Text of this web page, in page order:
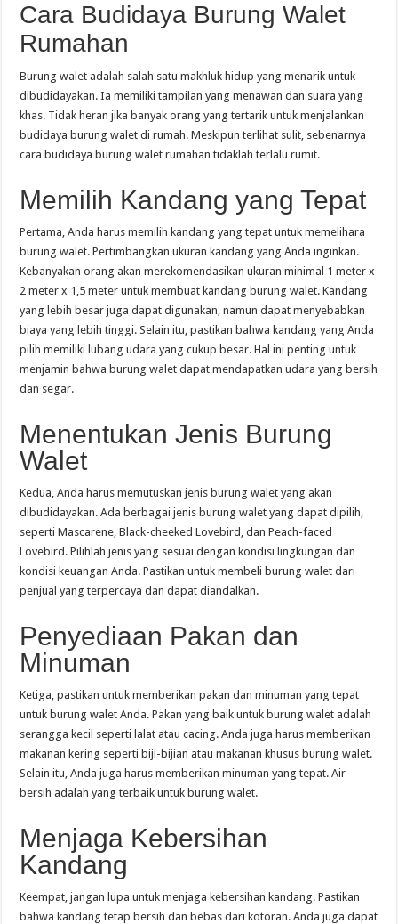
Cara Budidaya Burung Walet
Rumahan
Burung walet adalah salah satu makhluk hidup yang menarik untuk
dibudidayakan. Ia memiliki tampilan yang menawan dan suara yang
khas. Tidak heran jika banyak orang yang tertarik untuk menjalankan
budidaya burung walet di rumah. Meskipun terlihat sulit, sebenarnya
cara budidaya burung walet rumahan tidaklah terlalu rumit.
Memilih Kandang yang Tepat
Pertama, Anda harus memilih kandang yang tepat untuk memelihara
burung walet. Pertimbangkan ukuran kandang yang Anda inginkan.
Kebanyakan orang akan merekomendasikan ukuran minimal 1 meter x
2 meter x 1,5 meter untuk membuat kandang burung walet. Kandang
yang lebih besar juga dapat digunakan, namun dapat menyebabkan
biaya yang lebih tinggi. Selain itu, pastikan bahwa kandang yang Anda
pilih memiliki lubang udara yang cukup besar. Hal ini penting untuk
menjamin bahwa burung walet dapat mendapatkan udara yang bersih
dan segar.
Menentukan Jenis Burung
Walet
Kedua, Anda harus memutuskan jenis burung walet yang akan
dibudidayakan. Ada berbagai jenis burung walet yang dapat dipilih,
seperti Mascarene, Black-cheeked Lovebird, dan Peach-faced
Lovebird. Pilihlah jenis yang sesuai dengan kondisi lingkungan dan
kondisi keuangan Anda. Pastikan untuk membeli burung walet dari
penjual yang terpercaya dan dapat diandalkan.
Penyediaan Pakan dan
Minuman
Ketiga, pastikan untuk memberikan pakan dan minuman yang tepat
untuk burung walet Anda. Pakan yang baik untuk burung walet adalah
serangga kecil seperti lalat atau cacing. Anda juga harus memberikan
makanan kering seperti biji-bijian atau makanan khusus burung walet.
Selain itu, Anda juga harus memberikan minuman yang tepat. Air
bersih adalah yang terbaik untuk burung walet.
Menjaga Kebersihan
Kandang
Keempat, jangan lupa untuk menjaga kebersihan kandang. Pastikan
bahwa kandang tetap bersih dan bebas dari kotoran. Anda juga dapat